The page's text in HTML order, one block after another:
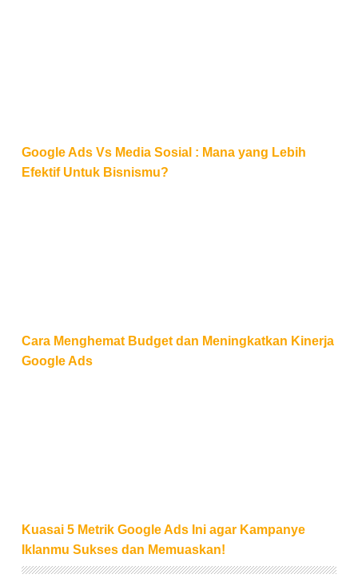
Google Ads Vs Media Sosial : Mana yang Lebih
Efektif Untuk Bisnismu?
Cara Menghemat Budget dan Meningkatkan Kinerja
Google Ads
Kuasai 5 Metrik Google Ads Ini agar Kampanye
Iklanmu Sukses dan Memuaskan!